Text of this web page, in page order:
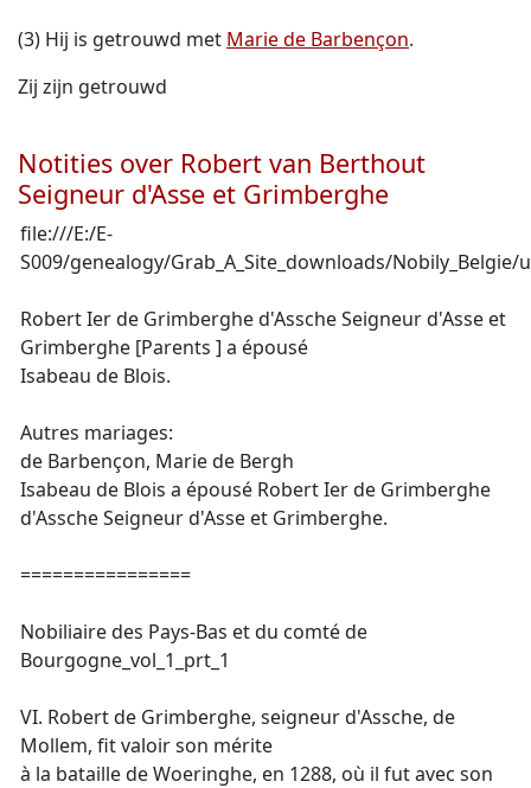
(3) Hij is getrouwd met Marie de Barbençon.
Zij zijn getrouwd
Notities over Robert van Berthout
Seigneur d'Asse et Grimberghe
file:///E:/E-
S009/genealogy/Grab_A_Site_downloads/
Robert Ier de Grimberghe d'Assche Seigneur d'Asse et
Grimberghe [Parents ] a épousé
Isabeau de Blois.
Autres mariages:
de Barbençon, Marie de Bergh
Isabeau de Blois a épousé Robert Ier de Grimberghe
d'Assche Seigneur d'Asse et Grimberghe.
================
Nobiliaire des Pays-Bas et du comté de
Bourgogne_vol_1_prt_1
VI. Robert de Grimberghe, seigneur d'Assche, de
Mollem, fit valoir son mérite
à la bataille de Woeringhe, en 1288, où il fut avec son